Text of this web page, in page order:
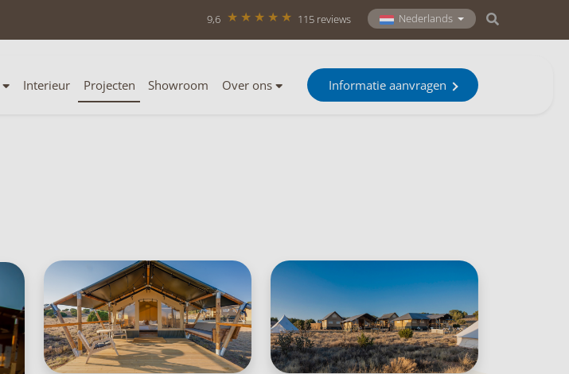
9,6 115 reviews Nederlands
Interieur Projecten Showroom Over ons Informatie aanvragen